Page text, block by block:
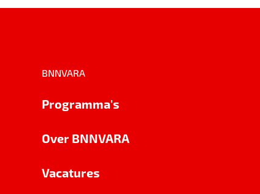
BNNVARA
Programma's
Over BNNVARA
Vacatures